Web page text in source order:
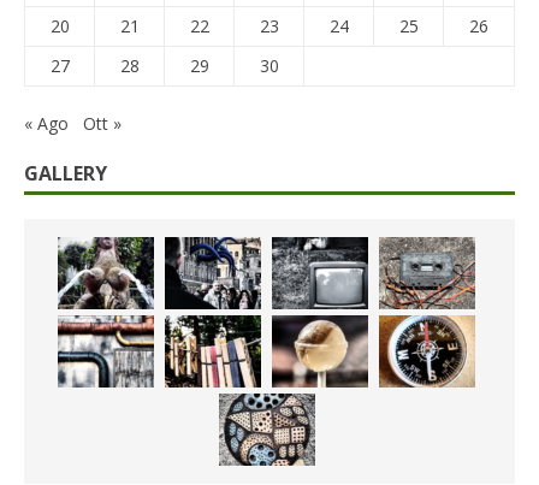
20
21 22 23 24 25
26
27
28 29 30
« Ago Ott »
GALLERY